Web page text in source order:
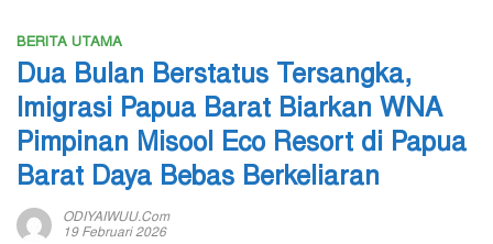
BERITA UTAMA
Dua Bulan Berstatus Tersangka,
Imigrasi Papua Barat Biarkan WNA
Pimpinan Misool Eco Resort di Papua
Barat Daya Bebas Berkeliaran
ODIYAIWUU.com
19 Februari 2026